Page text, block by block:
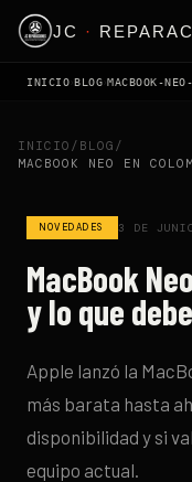
JC ·
INICIO BLOG MACBOOK-
INICIO / BLOG /
MACBOOK NEO EN
NOVEDADES 3 DE
MacBook
y lo que
Apple lanzó la
más barata hasta
disponibilidad y si
equipo actual.